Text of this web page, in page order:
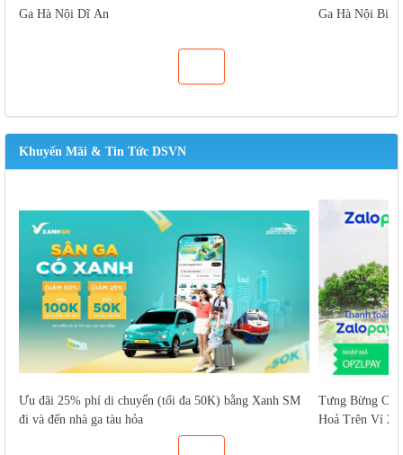
Ga Hà Nội Dĩ An Ga Hà Nội Biên
Khuyến Mãi & Tin Tức DSVN
Ưu đãi 25% phí di chuyển (tối đa 50K) bằng Xanh SM
đi và đến nhà ga tàu hỏa
Tưng Bừng
Hoả Trên Ví